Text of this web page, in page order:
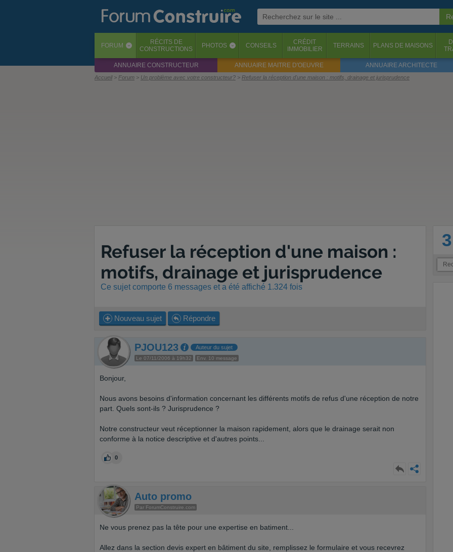
FORUM ‹ RÉCITS DE
CONSTRUCTIONS
PHOTOS ‹ CONSEILS
CRÉDIT
IMMOBILIER
TERRAINS PLANS DE MAISONS
ANNUAIRE CONSTRUCTEUR ANNUAIRE MAITRE D'OEUVRE ANNUAIRE ARCHITECTE
Accueil Forum Un problème avec votre constructeur? Refuser la réception d'une maison : motifs, drainage et jurisprudence
Refuser la réception d'une maison :
motifs, drainage et jurisprudence
Ce sujet comporte 6 messages et a été affiché 1.324 fois
Nouveau sujet Répondre
PJOU123 Auteur du sujet
Le 07/11/2006 à 19h32 Env. 10 message
Bonjour,
Nous avons besoins d'information concernant les différents motifs de refus d'une réception de notre
part. Quels sont-ils ? Jurisprudence ?
Notre constructeur veut réceptionner la maison rapidement, alors que le drainage serait non
conforme à la notice descriptive et d'autres points...
0
Auto promo
Par ForumConstruire.com
Ne vous prenez pas la tête pour une expertise en batiment...
Allez dans la section devis expert en bâtiment du site, remplissez le formulaire et vous recevrez
3